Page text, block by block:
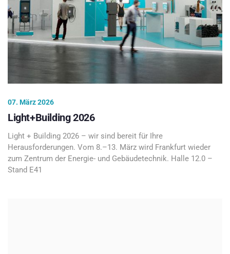
07. März 2026
Light+Building 2026
Light + Building 2026 – wir sind bereit für Ihre
Herausforderungen. Vom 8.–13. März wird Frankfurt wieder
zum Zentrum der Energie- und Gebäudetechnik. Halle 12.0 –
Stand E41